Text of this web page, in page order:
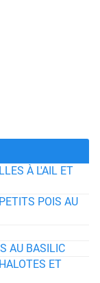
À L'AIL ET
POIS AU
AU BASILIC
ET